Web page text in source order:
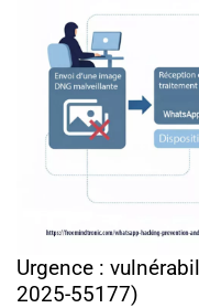
Urgence :
2025-55177)